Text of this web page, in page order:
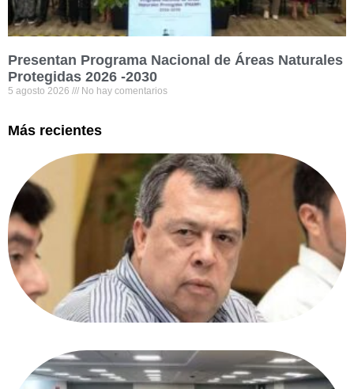
Presentan Programa Nacional de Áreas Naturales
Protegidas 2026 -2030
5 agosto 2026 No hay comentarios
Más recientes